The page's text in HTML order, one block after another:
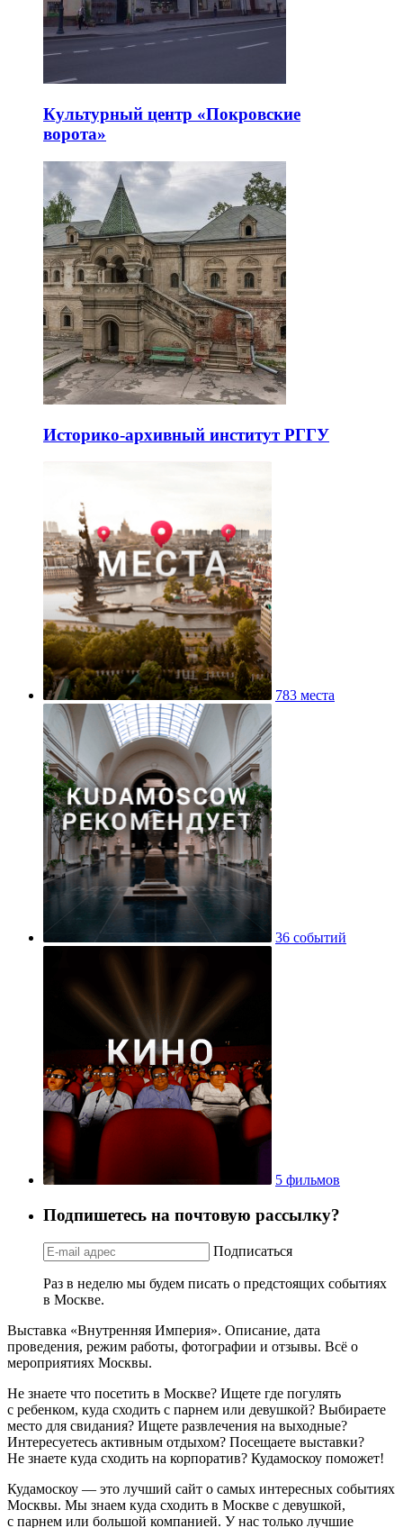
Культурный центр «Покровские
ворота»
Историко-архивный институт РГГУ
783 места
36 событий
5 фильмов
Подпишетесь на почтовую рассылку?
Подписаться
Раз в неделю мы будем писать о предстоящих событиях
в Москве.
Выставка «Внутренняя Империя». Описание, дата
проведения, режим работы, фотографии и отзывы. Всё о
мероприятиях Москвы.
Не знаете что посетить в Москве? Ищете где погулять
с ребенком, куда сходить с парнем или девушкой? Выбираете
место для свидания? Ищете развлечения на выходные?
Интересуетесь активным отдыхом? Посещаете выставки?
Не знаете куда сходить на корпоратив? Кудамоскоу поможет!
Кудамоскоу — это лучший сайт о самых интересных событиях
Москвы. Мы знаем куда сходить в Москве с девушкой,
с парнем или большой компанией. У нас только лучшие